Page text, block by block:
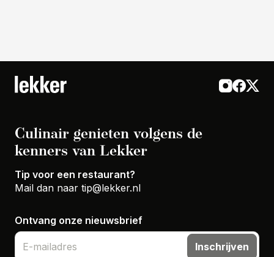
Culinair genieten volgens de
kenners van Lekker
Tip voor een restaurant?
Mail dan naar tip@lekker.nl
Ontvang onze nieuwsbrief
Inschrijven